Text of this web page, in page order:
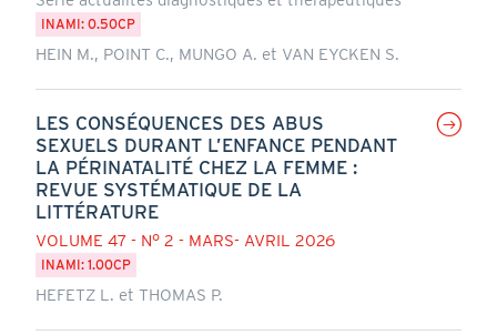
INAMI: 0.50CP
HEIN M., POINT C., MUNGO A. et VAN EYCKEN S.
LES CONSÉQUENCES DES ABUS
SEXUELS DURANT L’ENFANCE PENDANT
LA PÉRINATALITÉ CHEZ LA FEMME :
REVUE SYSTÉMATIQUE DE LA
LITTÉRATURE
VOLUME 47 - N° 2 - MARS- AVRIL 2026
INAMI: 1.00CP
HEFETZ L. et THOMAS P.